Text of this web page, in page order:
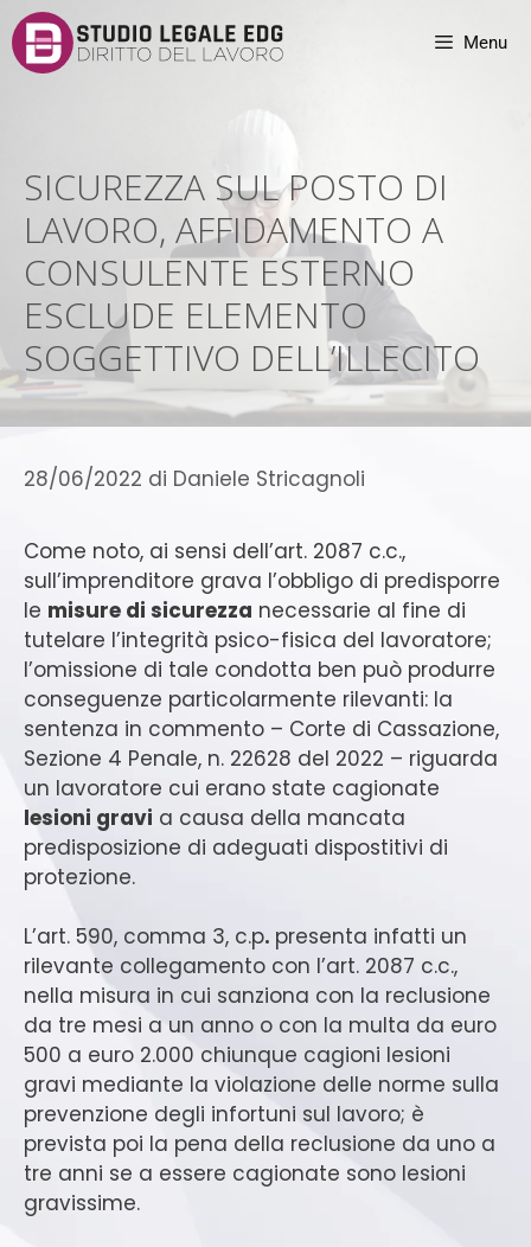
Menu
SICUREZZA SUL POSTO DI
LAVORO, AFFIDAMENTO A
CONSULENTE ESTERNO
ESCLUDE ELEMENTO
SOGGETTIVO DELL’ILLECITO
28/06/2022 di Daniele Stricagnoli
Come noto, ai sensi dell’art. 2087 c.c.,
sull’imprenditore grava l’obbligo di predisporre
le misure di sicurezza necessarie al fine di
tutelare l’integrità psico-fisica del lavoratore;
l’omissione di tale condotta ben può produrre
conseguenze particolarmente rilevanti: la
sentenza in commento – Corte di Cassazione,
Sezione 4 Penale, n. 22628 del 2022 – riguarda
un lavoratore cui erano state cagionate
lesioni gravi a causa della mancata
predisposizione di adeguati dispostitivi di
protezione.
L’art. 590, comma 3, c.p. presenta infatti un
rilevante collegamento con l’art. 2087 c.c.,
nella misura in cui sanziona con la reclusione
da tre mesi a un anno o con la multa da euro
500 a euro 2.000 chiunque cagioni lesioni
gravi mediante la violazione delle norme sulla
prevenzione degli infortuni sul lavoro; è
prevista poi la pena della reclusione da uno a
tre anni se a essere cagionate sono lesioni
gravissime.